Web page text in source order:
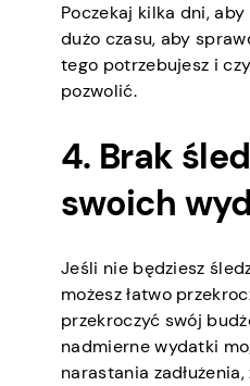
Poczekaj kilka dni,
dużo czasu, aby
tego potrzebujesz i
pozwolić.
4. Brak
swoich
Jeśli nie będziesz
możesz łatwo
przekroczyć swój
nadmierne wydatki
narastania zadłużenia,